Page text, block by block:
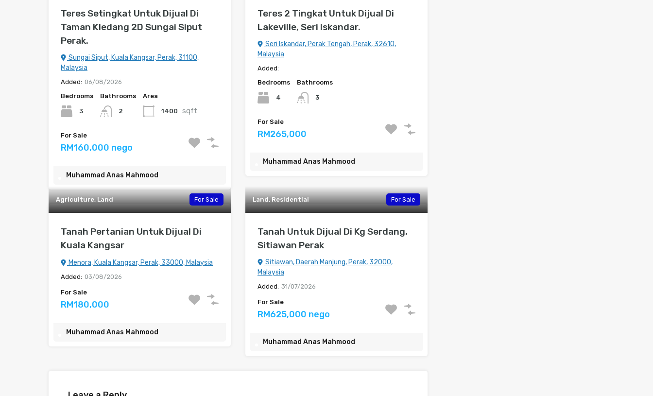
Teres Setingkat Untuk Dijual Di
Taman Kledang 2D Sungai Siput
Perak.
Sungai Siput, Kuala Kangsar, Perak, 31100,
Malaysia
Added: 06/08/2026
Bedrooms
3
Bathrooms
2
Area
1400 sqft
For Sale
RM160,000 nego
Muhammad Anas Mahmood
Teres 2 Tingkat Untuk Dijual Di
Lakeville, Seri Iskandar.
Seri Iskandar, Perak Tengah, Perak, 32610,
Malaysia
Added:
Bedrooms
4
Bathrooms
3
For Sale
RM265,000
Muhammad Anas Mahmood
Agriculture, Land For Sale
Tanah Pertanian Untuk Dijual Di
Kuala Kangsar
Menora, Kuala Kangsar, Perak, 33000, Malaysia
Added: 03/08/2026
For Sale
RM180,000
Muhammad Anas Mahmood
Land, Residential For Sale
Tanah Untuk Dijual Di Kg Serdang,
Sitiawan Perak
Sitiawan, Daerah Manjung, Perak, 32000,
Malaysia
Added: 31/07/2026
For Sale
RM625,000 nego
Muhammad Anas Mahmood